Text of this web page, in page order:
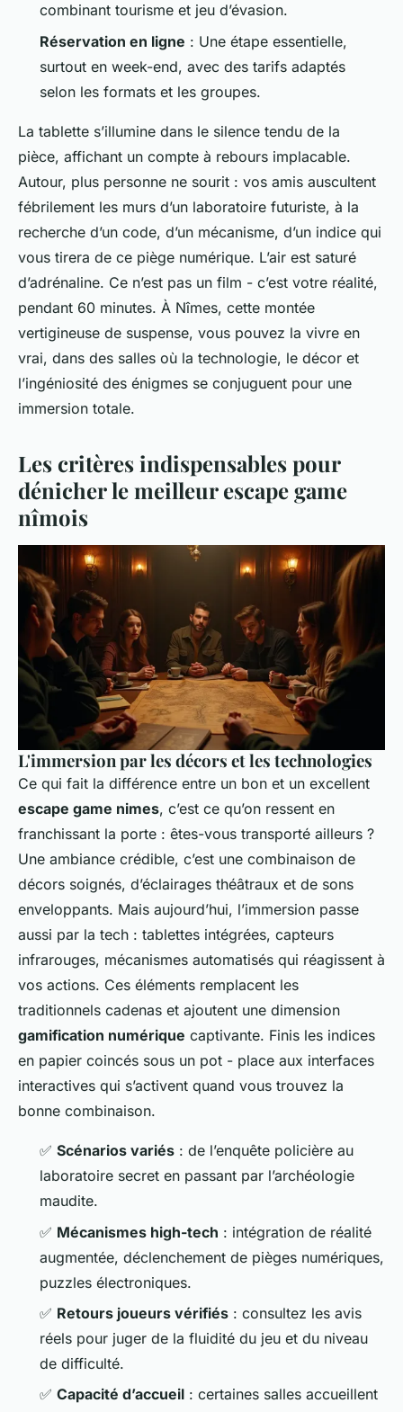
combinant tourisme et jeu d’évasion.
Réservation en ligne : Une étape essentielle,
surtout en week-end, avec des tarifs adaptés
selon les formats et les groupes.
La tablette s’illumine dans le silence tendu de la
pièce, affichant un compte à rebours implacable.
Autour, plus personne ne sourit : vos amis auscultent
fébrilement les murs d’un laboratoire futuriste, à la
recherche d’un code, d’un mécanisme, d’un indice qui
vous tirera de ce piège numérique. L’air est saturé
d’adrénaline. Ce n’est pas un film - c’est votre réalité,
pendant 60 minutes. À Nîmes, cette montée
vertigineuse de suspense, vous pouvez la vivre en
vrai, dans des salles où la technologie, le décor et
l’ingéniosité des énigmes se conjuguent pour une
immersion totale.
Les critères indispensables pour
dénicher le meilleur escape game
nîmois
L'immersion par les décors et les technologies
Ce qui fait la différence entre un bon et un excellent
escape game nimes, c’est ce qu’on ressent en
franchissant la porte : êtes-vous transporté ailleurs ?
Une ambiance crédible, c’est une combinaison de
décors soignés, d’éclairages théâtraux et de sons
enveloppants. Mais aujourd’hui, l’immersion passe
aussi par la tech : tablettes intégrées, capteurs
infrarouges, mécanismes automatisés qui réagissent à
vos actions. Ces éléments remplacent les
traditionnels cadenas et ajoutent une dimension
gamification numérique captivante. Finis les indices
en papier coincés sous un pot - place aux interfaces
interactives qui s’activent quand vous trouvez la
bonne combinaison.
✅ Scénarios variés : de l’enquête policière au
laboratoire secret en passant par l’archéologie
maudite.
✅ Mécanismes high-tech : intégration de réalité
augmentée, déclenchement de pièges numériques,
puzzles électroniques.
✅ Retours joueurs vérifiés : consultez les avis
réels pour juger de la fluidité du jeu et du niveau
de difficulté.
✅ Capacité d’accueil : certaines salles accueillent